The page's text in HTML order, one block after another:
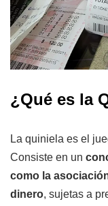
¿Qué es la
La quiniela es el
Consiste en un
como la
dinero, sujetas a